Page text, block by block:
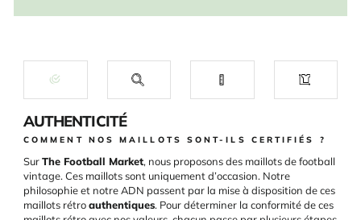
AUTHENTICITÉ
COMMENT NOS MAILLOTS SONT-ILS CERTIFIÉS ?
SurThe Football Market, nous proposons des maillots de football
vintage. Ces maillots sont uniquement d’occasion. Notre
philosophie et notre ADN passent par la mise à disposition de ces
maillots rétroauthentiques. Pour déterminer la conformité de ces